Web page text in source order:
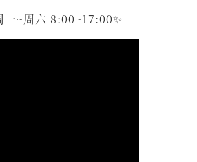
一~周六 8:00~17:00✨